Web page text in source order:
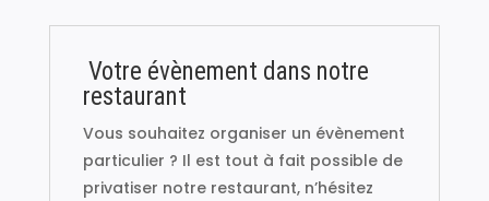
Votre évènement dans notre
restaurant
Vous souhaitez organiser un évènement
particulier ? Il est tout à fait possible de
privatiser notre restaurant, n’hésitez